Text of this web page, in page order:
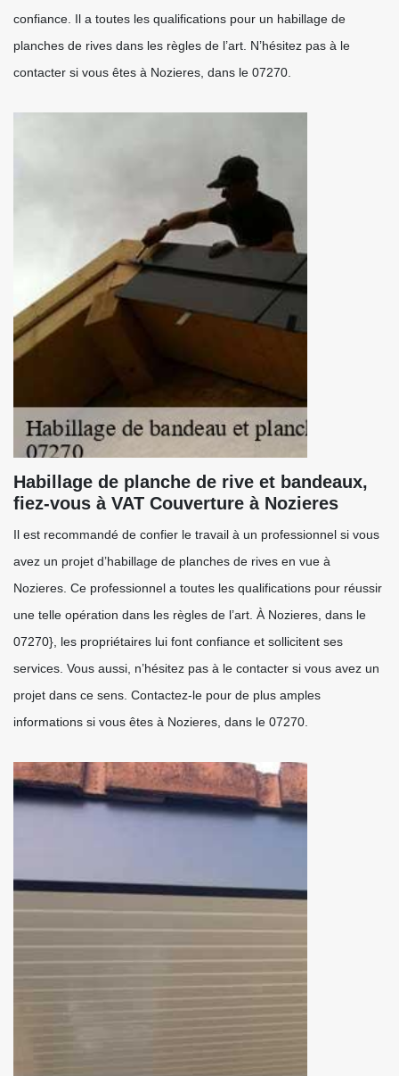
confiance. Il a toutes les qualifications pour un habillage de
planches de rives dans les règles de l’art. N’hésitez pas à le
contacter si vous êtes à Nozieres, dans le 07270.
Habillage de planche de rive et bandeaux,
fiez-vous à VAT Couverture à Nozieres
Il est recommandé de confier le travail à un professionnel si vous
avez un projet d’habillage de planches de rives en vue à
Nozieres. Ce professionnel a toutes les qualifications pour réussir
une telle opération dans les règles de l’art. À Nozieres, dans le
07270}, les propriétaires lui font confiance et sollicitent ses
services. Vous aussi, n’hésitez pas à le contacter si vous avez un
projet dans ce sens. Contactez-le pour de plus amples
informations si vous êtes à Nozieres, dans le 07270.